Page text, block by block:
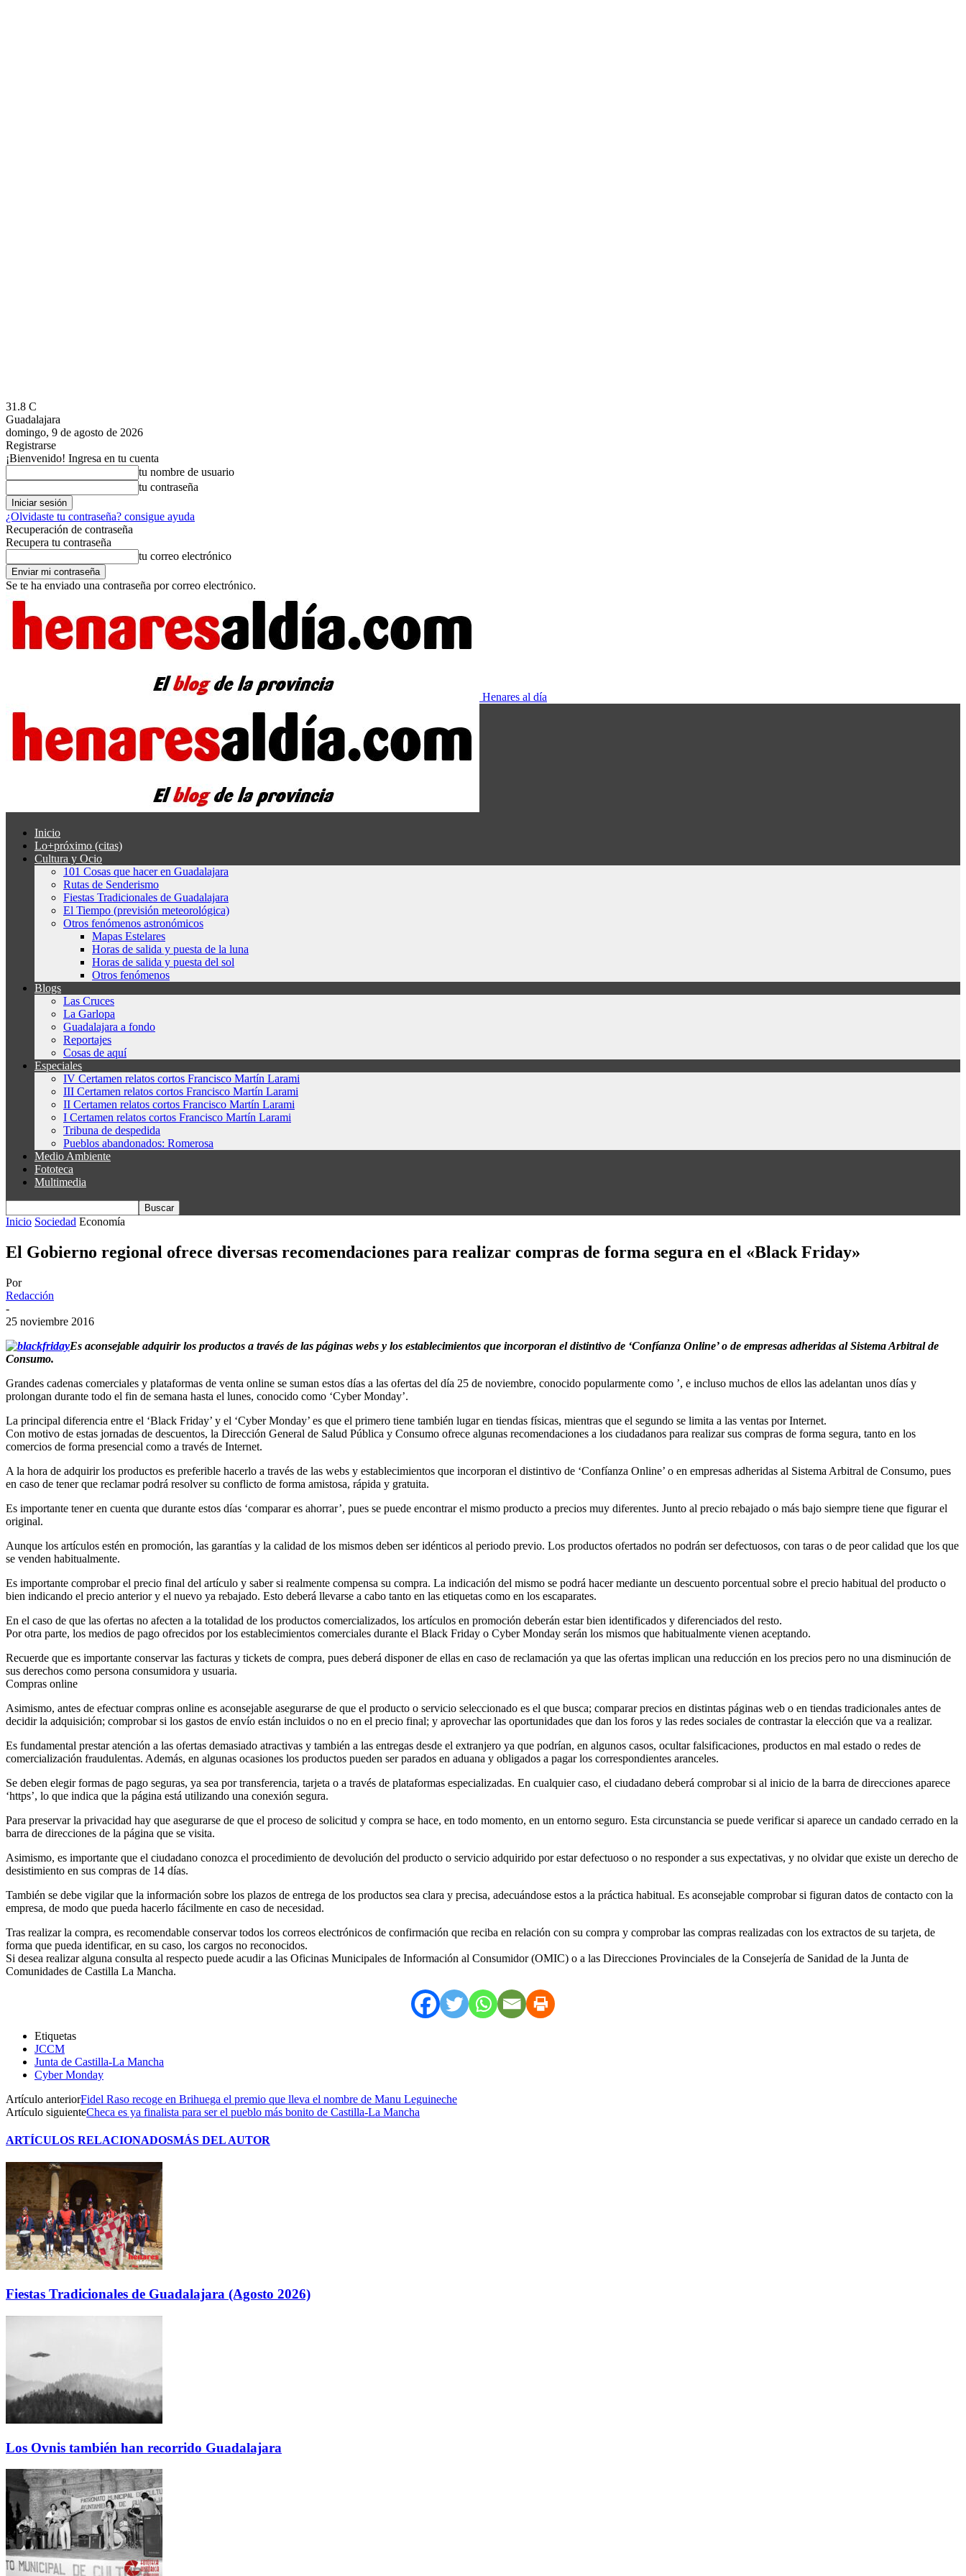
31.8 C
Guadalajara
domingo, 9 de agosto de 2026
Registrarse
¡Bienvenido! Ingresa en tu cuenta
tu nombre de usuario
tu contraseña
¿Olvidaste tu contraseña? consigue ayuda
Recuperación de contraseña
Recupera tu contraseña
tu correo electrónico
Se te ha enviado una contraseña por correo electrónico.
Henares al día
Inicio
Lo+próximo (citas)
Cultura y Ocio
101 Cosas que hacer en Guadalajara
Rutas de Senderismo
Fiestas Tradicionales de Guadalajara
El Tiempo (previsión meteorológica)
Otros fenómenos astronómicos
Mapas Estelares
Horas de salida y puesta de la luna
Horas de salida y puesta del sol
Otros fenómenos
Blogs
Las Cruces
La Garlopa
Guadalajara a fondo
Reportajes
Cosas de aquí
Especiales
IV Certamen relatos cortos Francisco Martín Larami
III Certamen relatos cortos Francisco Martín Larami
II Certamen relatos cortos Francisco Martín Larami
I Certamen relatos cortos Francisco Martín Larami
Tribuna de despedida
Pueblos abandonados: Romerosa
Medio Ambiente
Fototeca
Multimedia
Inicio Sociedad Economía
El Gobierno regional ofrece diversas recomendaciones para realizar compras de forma segura en el «Black Friday»
Por
Redacción
-
25 noviembre 2016
Es aconsejable adquirir los productos a través de las páginas webs y los establecimientos que incorporan el distintivo de ‘Confíanza Online’ o de empresas adheridas al Sistema Arbitral de
Consumo.
Grandes cadenas comerciales y plataformas de venta online se suman estos días a las ofertas del día 25 de noviembre, conocido popularmente como ’, e incluso muchos de ellos las adelantan unos días y
prolongan durante todo el fin de semana hasta el lunes, conocido como ‘Cyber Monday’.
La principal diferencia entre el ‘Black Friday’ y el ‘Cyber Monday’ es que el primero tiene también lugar en tiendas físicas, mientras que el segundo se limita a las ventas por Internet.
Con motivo de estas jornadas de descuentos, la Dirección General de Salud Pública y Consumo ofrece algunas recomendaciones a los ciudadanos para realizar sus compras de forma segura, tanto en los
comercios de forma presencial como a través de Internet.
A la hora de adquirir los productos es preferible hacerlo a través de las webs y establecimientos que incorporan el distintivo de ‘Confíanza Online’ o en empresas adheridas al Sistema Arbitral de Consumo, pues
en caso de tener que reclamar podrá resolver su conflicto de forma amistosa, rápida y gratuita.
Es importante tener en cuenta que durante estos días ‘comparar es ahorrar’, pues se puede encontrar el mismo producto a precios muy diferentes. Junto al precio rebajado o más bajo siempre tiene que figurar el
original.
Aunque los artículos estén en promoción, las garantías y la calidad de los mismos deben ser idénticos al periodo previo. Los productos ofertados no podrán ser defectuosos, con taras o de peor calidad que los que
se venden habitualmente.
Es importante comprobar el precio final del artículo y saber si realmente compensa su compra. La indicación del mismo se podrá hacer mediante un descuento porcentual sobre el precio habitual del producto o
bien indicando el precio anterior y el nuevo ya rebajado. Esto deberá llevarse a cabo tanto en las etiquetas como en los escaparates.
En el caso de que las ofertas no afecten a la totalidad de los productos comercializados, los artículos en promoción deberán estar bien identificados y diferenciados del resto.
Por otra parte, los medios de pago ofrecidos por los establecimientos comerciales durante el Black Friday o Cyber Monday serán los mismos que habitualmente vienen aceptando.
Recuerde que es importante conservar las facturas y tickets de compra, pues deberá disponer de ellas en caso de reclamación ya que las ofertas implican una reducción en los precios pero no una disminución de
sus derechos como persona consumidora y usuaria.
Compras online
Asimismo, antes de efectuar compras online es aconsejable asegurarse de que el producto o servicio seleccionado es el que busca; comparar precios en distintas páginas web o en tiendas tradicionales antes de
decidir la adquisición; comprobar si los gastos de envío están incluidos o no en el precio final; y aprovechar las oportunidades que dan los foros y las redes sociales de contrastar la elección que va a realizar.
Es fundamental prestar atención a las ofertas demasiado atractivas y también a las entregas desde el extranjero ya que podrían, en algunos casos, ocultar falsificaciones, productos en mal estado o redes de
comercialización fraudulentas. Además, en algunas ocasiones los productos pueden ser parados en aduana y obligados a pagar los correspondientes aranceles.
Se deben elegir formas de pago seguras, ya sea por transferencia, tarjeta o a través de plataformas especializadas. En cualquier caso, el ciudadano deberá comprobar si al inicio de la barra de direcciones aparece
‘https’, lo que indica que la página está utilizando una conexión segura.
Para preservar la privacidad hay que asegurarse de que el proceso de solicitud y compra se hace, en todo momento, en un entorno seguro. Esta circunstancia se puede verificar si aparece un candado cerrado en la
barra de direcciones de la página que se visita.
Asimismo, es importante que el ciudadano conozca el procedimiento de devolución del producto o servicio adquirido por estar defectuoso o no responder a sus expectativas, y no olvidar que existe un derecho de
desistimiento en sus compras de 14 días.
También se debe vigilar que la información sobre los plazos de entrega de los productos sea clara y precisa, adecuándose estos a la práctica habitual. Es aconsejable comprobar si figuran datos de contacto con la
empresa, de modo que pueda hacerlo fácilmente en caso de necesidad.
Tras realizar la compra, es recomendable conservar todos los correos electrónicos de confirmación que reciba en relación con su compra y comprobar las compras realizadas con los extractos de su tarjeta, de
forma que pueda identificar, en su caso, los cargos no reconocidos.
Si desea realizar alguna consulta al respecto puede acudir a las Oficinas Municipales de Información al Consumidor (OMIC) o a las Direcciones Provinciales de la Consejería de Sanidad de la Junta de
Comunidades de Castilla La Mancha.
Etiquetas
JCCM
Junta de Castilla-La Mancha
Cyber Monday
Artículo anteriorFidel Raso recoge en Brihuega el premio que lleva el nombre de Manu Leguineche
Artículo siguienteCheca es ya finalista para ser el pueblo más bonito de Castilla-La Mancha
ARTÍCULOS RELACIONADOSMÁS DEL AUTOR
Fiestas Tradicionales de Guadalajara (Agosto 2026)
Los Ovnis también han recorrido Guadalajara